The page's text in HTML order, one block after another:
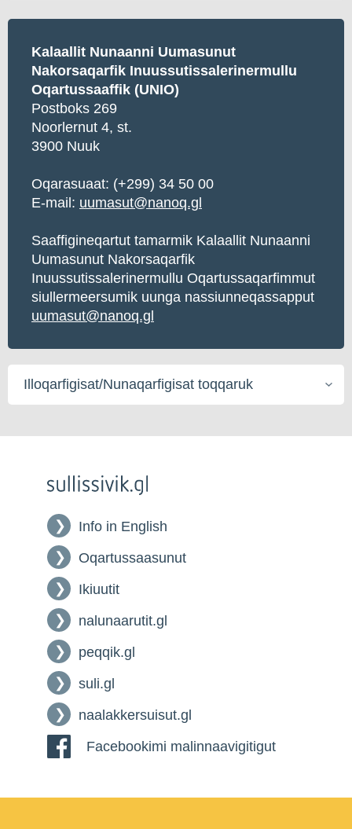
Kalaallit Nunaanni Uumasunut
Nakorsaqarfik Inuussutissalerinermullu
Oqartussaaffik (UNIO)
Postboks 269
Noorlernut 4, st.
3900 Nuuk
Oqarasuaat: (+299) 34 50 00
E-mail: uumasut@nanoq.gl
Saaffigineqartut tamarmik Kalaallit Nunaanni
Uumasunut Nakorsaqarfik
Inuussutissalerinermullu Oqartussaqarfimmut
siullermeersumik uunga nassiunneqassapput
uumasut@nanoq.gl
Illoqarfigisat/Nunaqarfigisat
toqqaruk
Info in English
Oqartussaasunut
Ikiuutit
nalunaarutit.gl
peqqik.gl
suli.gl
naalakkersuisut.gl
Facebookimi malinnaavigitigut